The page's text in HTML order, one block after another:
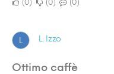
0 0 0
L L. Izzo
Ottimo caffè